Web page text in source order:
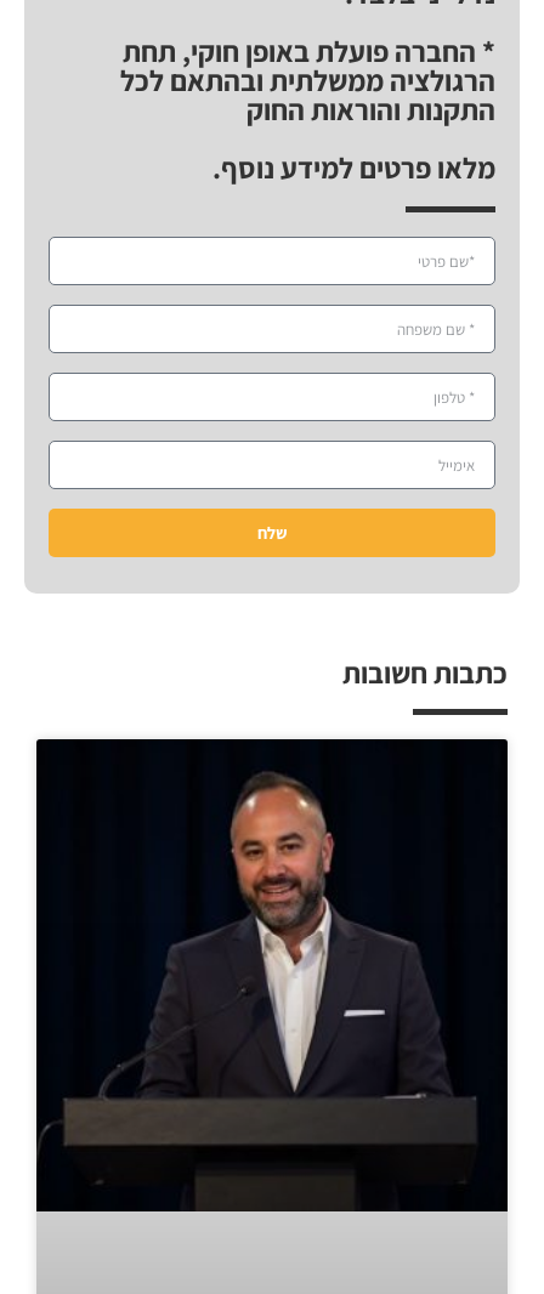
* החברה פועלת באופן חוקי, תחת
הרגולציה ממשלתית ובהתאם לכל
התקנות והוראות החוק
מלאו פרטים למידע נוסף.
שלח
כתבות חשובות